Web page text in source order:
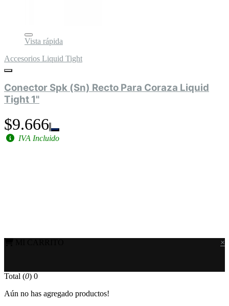
Vista rápida
Accesorios Liquid Tight
Conector Spk (Sn) Recto Para Coraza Liquid
Tight 1"
$9.666
IVA Incluido
×
Total (0) 0
Aún no has agregado productos!